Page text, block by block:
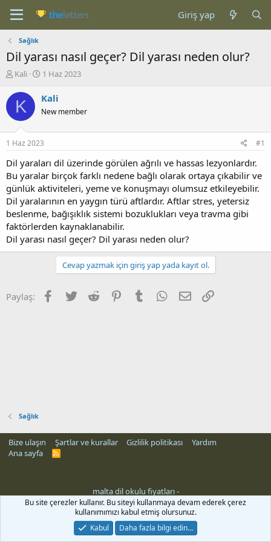
Giriş yap
Sağlık
Dil yarası nasıl geçer? Dil yarası neden olur?
K
n
b
u
u
b
a
l
a
t
a
n
Kali
B
ş
a
g
ı
ç
a
r
i
h
i
1 Haz 2023
K Kali
New member
1 Haz 2023 #1
Dil yaraları dil üzerinde görülen ağrılı ve hassas lezyonlardır.
Bu yaralar birçok farklı nedene bağlı olarak ortaya çıkabilir ve
günlük aktiviteleri, yeme ve konuşmayı olumsuz etkileyebilir.
Dil yaralarının en yaygın türü aftlardır. Aftlar stres, yetersiz
beslenme, bağışıklık sistemi bozuklukları veya travma gibi
faktörlerden kaynaklanabilir.
Dil yarası nasıl geçer? Dil yarası neden olur?
Cevap yazmak için giriş yap yada kayıt ol.
Paylaş: Facebook
Twitter Reddit PinterestTumblr WhatsApp
E-posta
Sağlık
Bize ulaşın Şartlar ve kurallar Gizlilik politikası
Yardım
Ana sayfa
R
malta dil okulu fiyatları-
Bu site çerezler kullanır. Bu siteyi kullanmaya devam ederek çerez
kullanımımızı kabul etmiş olursunuz.
Kabul
Daha fazla bilgi edin…